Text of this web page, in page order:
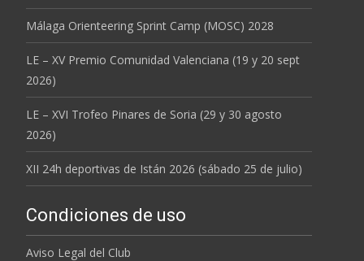
Málaga Orienteering Sprint Camp (MOSC) 2028
LE – XV Premio Comunidad Valenciana (19 y 20 sept
2026)
LE – XVI Trofeo Pinares de Soria (29 y 30 agosto
2026)
XII 24h deportivas de Istán 2026 (sábado 25 de julio)
Condiciones de uso
Aviso Legal del Club